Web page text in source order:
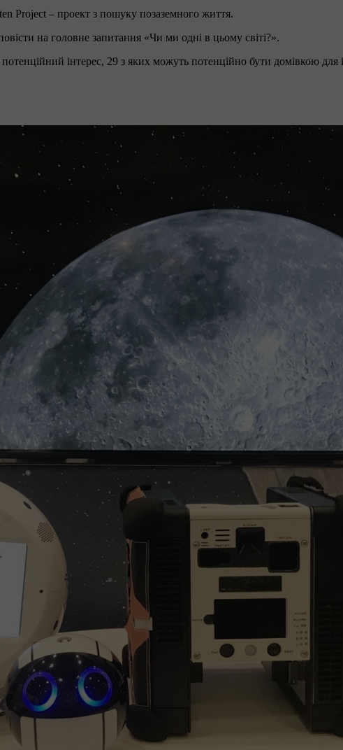
Project – проект з пошуку позаземного життя.
на головне запитання «Чи ми одні в цьому світі?».
інтерес, 29 з яких можуть потенційно бути домівкою